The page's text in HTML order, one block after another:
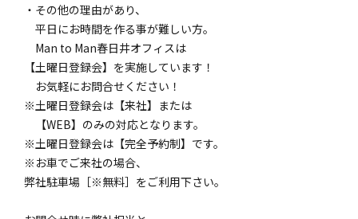
・その他の理由があり、
平日にお時間を作る事が難しい方。
Man to Man春日井オフィスは
【土曜日登録会】を実施しています！
お気軽にお問合せください！
※土曜日登録会は【来社】または
【WEB】のみの対応となります。
※土曜日登録会は【完全予約制】です。
※お車でご来社の場合、
弊社駐車場［※無料］をご利用下さい。